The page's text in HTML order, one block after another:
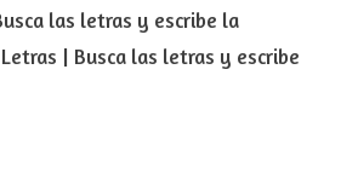
las letras y escribe la
| Busca las letras y escribe